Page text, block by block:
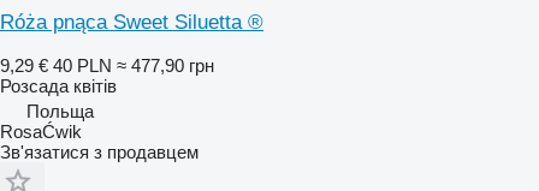
Róża pnąca Sweet Siluetta ®
9,29 € 40 PLN ≈ 477,90 грн
Розсада квітів
Польща
RosaĆwik
Зв'язатися з продавцем